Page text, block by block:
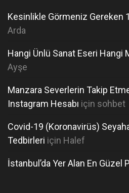
n
Kesinlikle Görmeniz Gereken
Arda
Hangi Ünlü Sanat Eseri Hangi
Ayşe
Manzara Severlerin Takip
Instagram Hesabı için sohbet
Covid-19 (Koronavirüs)
Tedbirleri için Halef
İstanbul’da Yer Alan En Güzel